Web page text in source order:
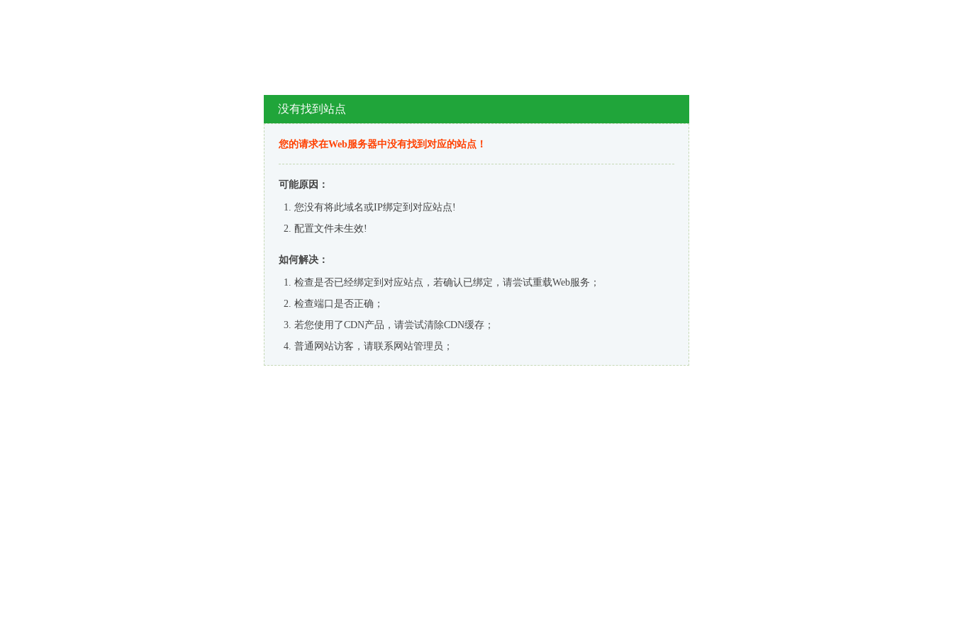
没有找到站点
您的请求在Web服务器中没有找到对应的站点！
可能原因：
您没有将此域名或IP绑定到对应站点!
配置文件未生效!
如何解决：
检查是否已经绑定到对应站点，若确认已绑定，请尝试重载Web服务；
检查端口是否正确；
若您使用了CDN产品，请尝试清除CDN缓存；
普通网站访客，请联系网站管理员；